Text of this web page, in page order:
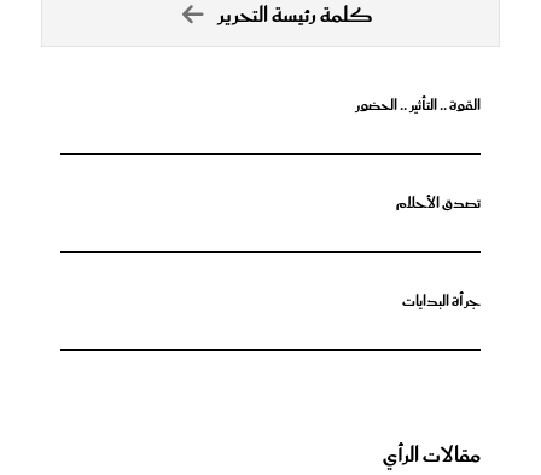
كلمة رئيسة التحرير
القوة .. التأثير .. الحضور
تصدق الأحلام
جرأة البدايات
مقالات الرأي